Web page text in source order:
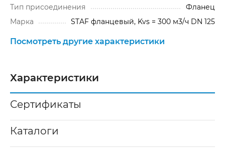
Тип присоединения
Фланец
Марка
STAF фланцевый, Kvs = 300 м3/ч DN 125
Посмотреть другие характеристики
Характеристики
Сертификаты
Каталоги